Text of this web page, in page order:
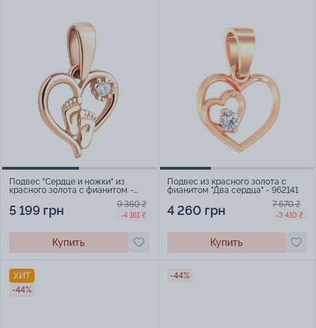
Подвес "Сердце и ножки" из
красного золота с фианитом -
5 199 грн 9 360 ₴
-4 161 ₴
Купить
Подвес из красного золота с
фианитом "Два сердца" - 962141
4 260 грн 7 670 ₴
-3 410 ₴
Купить
ХИТ
-44%
-44%